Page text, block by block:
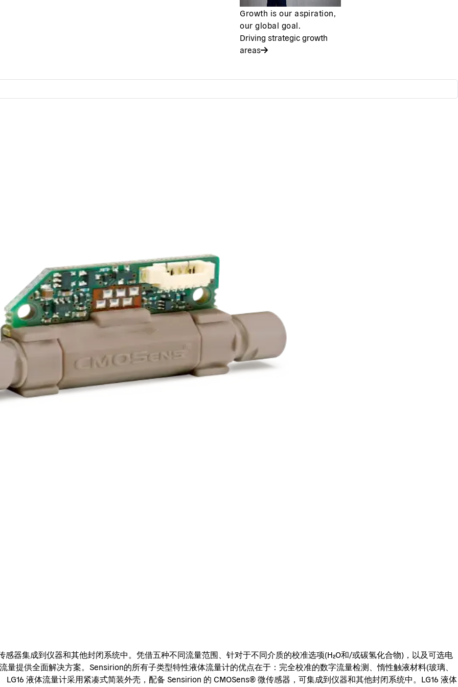
Growth is our aspiration,
our global goal.
Driving strategic growth
areas
器集成到仪器和其他封闭系统中。凭借五种不同流量范围、针对于不同介质的校准选项(H₂O和/或碳氢化合物)，以及可选电
量提供全面解决方案。Sensirion的所有子类型特性液体流量计的优点在于：完全校准的数字流量检测、惰性触液材料(玻璃、
液体流量计采用紧凑式简装外壳，配备 Sensirion 的 CMOSens® 微传感器，可集成到仪器和其他封闭系统中。LG16 液体